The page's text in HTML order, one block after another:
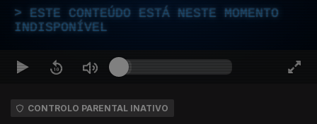
ESTE CONTEÚDO ESTÁ NESTE MOMENTO
INDISPONÍVEL
CONTROLO PARENTAL INATIVO